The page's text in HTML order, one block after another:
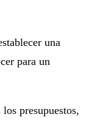
una
para un
presupuestos,